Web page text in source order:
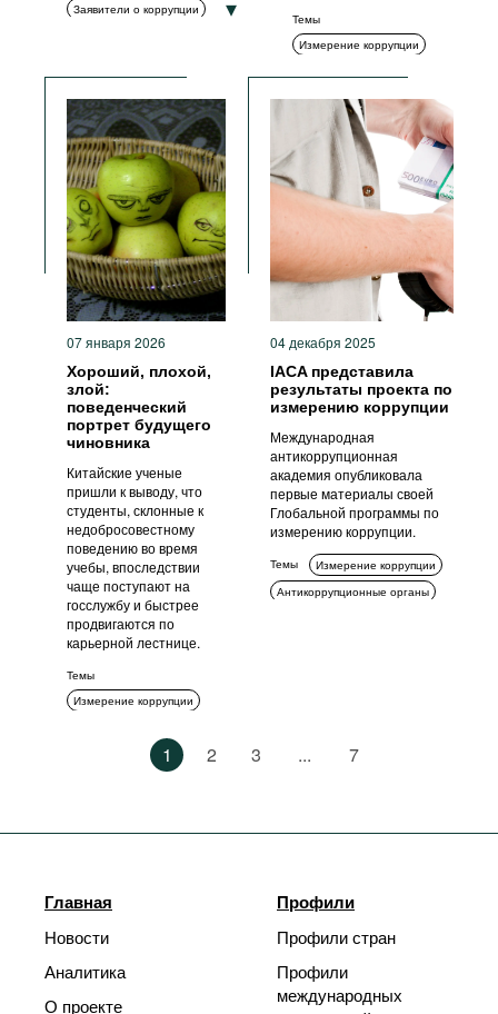
Заявители о коррупции
Комплаенс
Гражданское общество
Антикоррупционные органы
Стандарты поведения
Прозрачность
Темы
Измерение коррупции
07 января 2026
Хороший, плохой,
злой:
поведенческий
портрет будущего
чиновника
Китайские ученые
пришли к выводу, что
студенты, склонные к
недобросовестному
поведению во время
учебы, впоследствии
чаще поступают на
госслужбу и быстрее
продвигаются по
карьерной лестнице.
Темы
Измерение коррупции
Этика
04 декабря 2025
IACA представила
результаты проекта по
измерению коррупции
Международная
антикоррупционная
академия опубликовала
первые материалы своей
Глобальной программы по
измерению коррупции.
Темы
Измерение коррупции
Антикоррупционные органы
1 2 3 ... 7
Главная
Новости
Аналитика
О проекте
Профили
Профили стран
Профили
международных